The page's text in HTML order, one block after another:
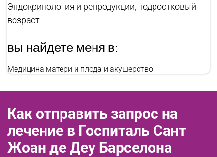
Эндокринология и репродукции, подростковый
возраст
вы найдете меня в:
Медицина матери и плода и акушерство
Как отправить запрос на
лечение в Госпиталь Сант
Жоан де Деу Барселона